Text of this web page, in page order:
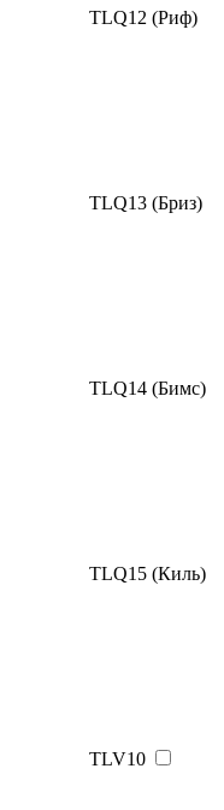
TLQ12 (Риф)
TLQ13 (Бриз)
TLQ14 (Бимс)
TLQ15 (Киль)
TLV10